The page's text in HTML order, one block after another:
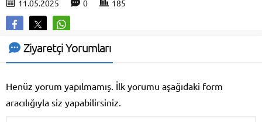
11.05.2025 0 185
Ziyaretçi Yorumları
Henüz yorum yapılmamış. İlk yorumu aşağıdaki form
aracılığıyla siz yapabilirsiniz.